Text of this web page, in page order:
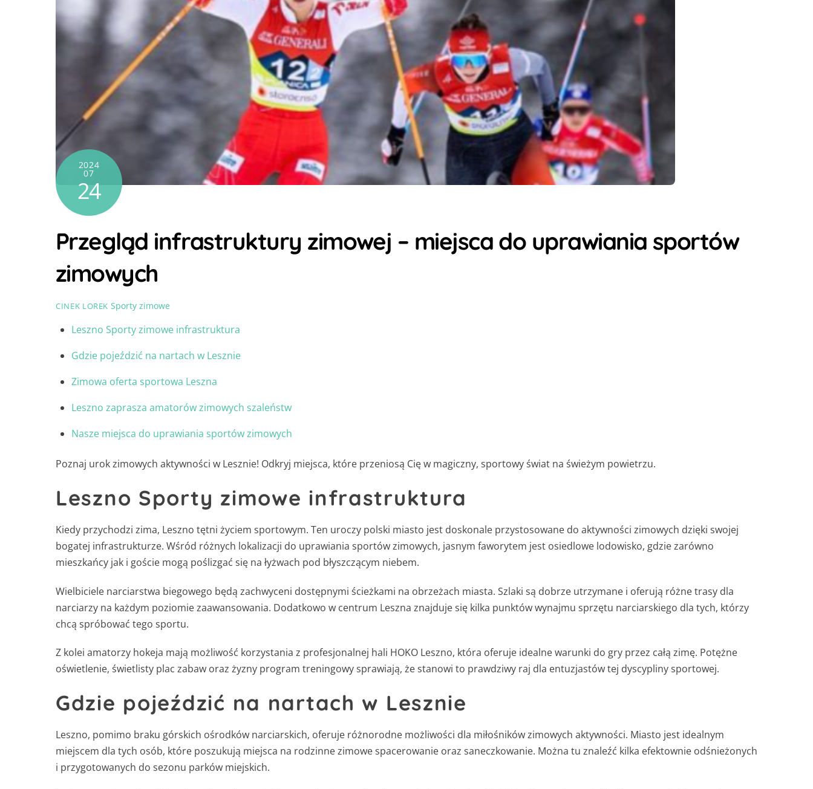
2024
07
24
Przegląd infrastruktury zimowej – miejsca do uprawiania sportów
zimowych
CINEK LOREK Sporty zimowe
Leszno Sporty zimowe infrastruktura
Gdzie pojeździć na nartach w Lesznie
Zimowa oferta sportowa Leszna
Leszno zaprasza amatorów zimowych szaleństw
Nasze miejsca do uprawiania sportów zimowych
Poznaj urok zimowych aktywności w Lesznie! Odkryj miejsca, które przeniosą Cię w magiczny, sportowy świat na świeżym powietrzu.
Leszno Sporty zimowe infrastruktura
Kiedy przychodzi zima, Leszno tętni życiem sportowym. Ten uroczy polski miasto jest doskonale przystosowane do aktywności zimowych dzięki swojej
bogatej infrastrukturze. Wśród różnych lokalizacji do uprawiania sportów zimowych, jasnym faworytem jest osiedlowe lodowisko, gdzie zarówno
mieszkańcy jak i goście mogą poślizgać się na łyżwach pod błyszczącym niebem.
Wielbiciele narciarstwa biegowego będą zachwyceni dostępnymi ścieżkami na obrzeżach miasta. Szlaki są dobrze utrzymane i oferują różne trasy dla
narciarzy na każdym poziomie zaawansowania. Dodatkowo w centrum Leszna znajduje się kilka punktów wynajmu sprzętu narciarskiego dla tych, którzy
chcą spróbować tego sportu.
Z kolei amatorzy hokeja mają możliwość korzystania z profesjonalnej hali HOKO Leszno, która oferuje idealne warunki do gry przez całą zimę. Potężne
oświetlenie, świetlisty plac zabaw oraz żyzny program treningowy sprawiają, że stanowi to prawdziwy raj dla entuzjastów tej dyscypliny sportowej.
Gdzie pojeździć na nartach w Lesznie
Leszno, pomimo braku górskich ośrodków narciarskich, oferuje różnorodne możliwości dla miłośników zimowych aktywności. Miasto jest idealnym
miejscem dla tych osób, które poszukują miejsca na rodzinne zimowe spacerowanie oraz saneczkowanie. Można tu znaleźć kilka efektownie odśnieżonych
i przygotowanych do sezonu parków miejskich.